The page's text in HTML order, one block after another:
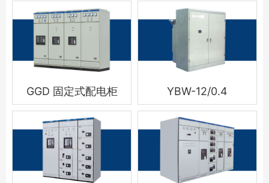
GGD 固定式配电柜 YBW-12/0.4